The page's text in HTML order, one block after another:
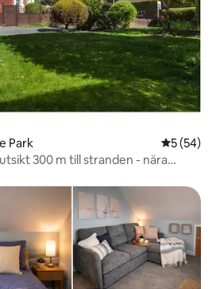
Park 5 av 5 i
5 (54)
300 m till stranden - nära